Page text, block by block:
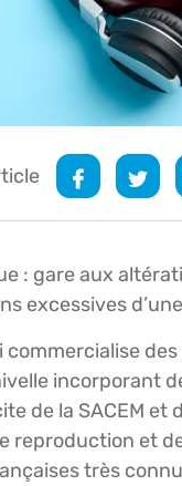
: gare aux
excessives
commercialise des
incorporant
de la SACEM et
reproduction et
très